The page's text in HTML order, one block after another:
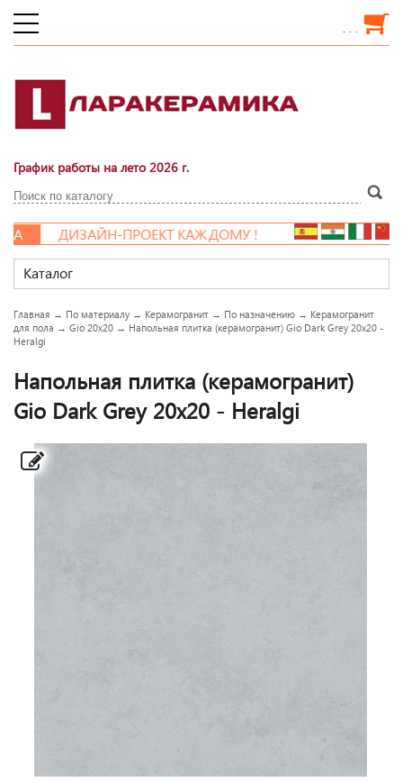
. . .
График работы на лето 2026 г.
ДИЗАЙН-ПРОЕКТ КАЖДОМУ !
Каталог
Главная → По материалу → Керамогранит → По назначению → Керамогранит
для пола → Gio 20x20 → Напольная плитка (керамогранит) Gio Dark Grey 20x20 -
Heralgi
Напольная плитка (керамогранит)
Gio Dark Grey 20x20 - Heralgi